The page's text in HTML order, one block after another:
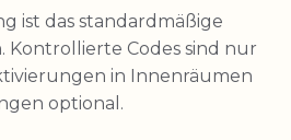
ist das standardmäßige
Kontrollierte Codes sind nur
in Innenräumen
optional.